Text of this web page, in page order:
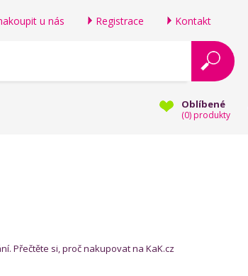
u nás Registrace Kontakt
Oblíbené
(0) produkty
Přečtěte si, proč nakupovat na KaK.cz